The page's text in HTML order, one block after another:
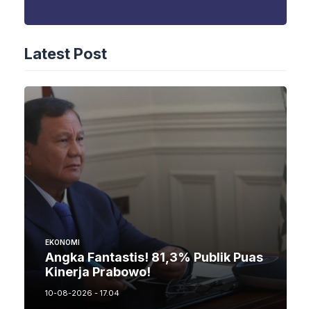
Latest Post
EKONOMI
Angka Fantastis! 81,3% Publik Puas
Kinerja Prabowo!
10-08-2026 - 17.04